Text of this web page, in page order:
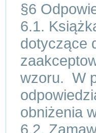
§6
6.1.
dotyczące
wzoru. W
obniżenia
6.2.